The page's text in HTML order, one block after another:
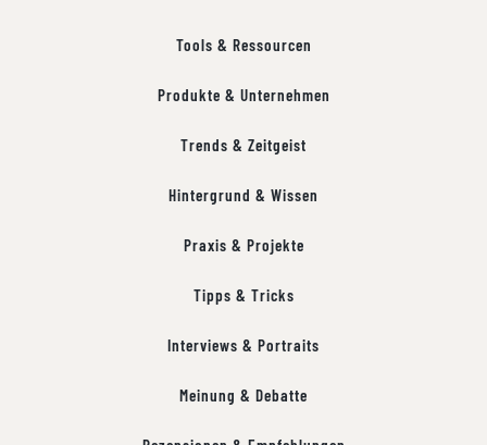
Tools & Ressourcen
Produkte & Unternehmen
Trends & Zeitgeist
Hintergrund & Wissen
Praxis & Projekte
Tipps & Tricks
Interviews & Portraits
Meinung & Debatte